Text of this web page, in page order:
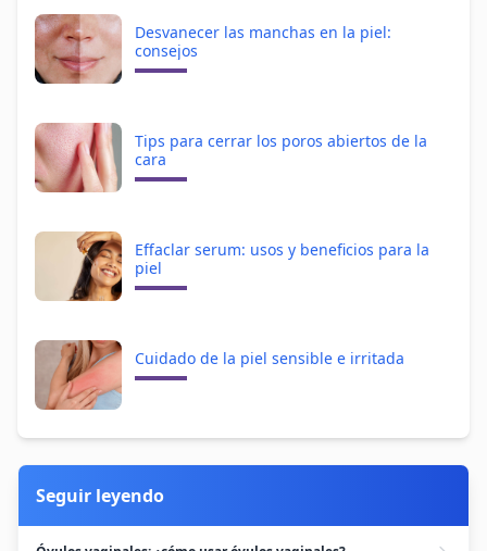
Desvanecer las manchas en la piel:
consejos
Tips para cerrar los poros abiertos de la
cara
Effaclar serum: usos y beneficios para la
piel
Cuidado de la piel sensible e irritada
Seguir leyendo